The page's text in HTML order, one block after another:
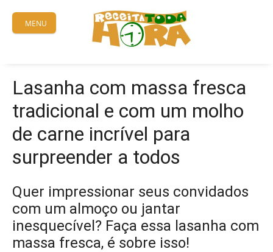
content
MENU
Lasanha com massa fresca
tradicional e com um molho
de carne incrível para
surpreender a todos
Quer impressionar seus convidados
com um almoço ou jantar
inesquecível? Faça essa lasanha com
massa fresca, é sobre isso!